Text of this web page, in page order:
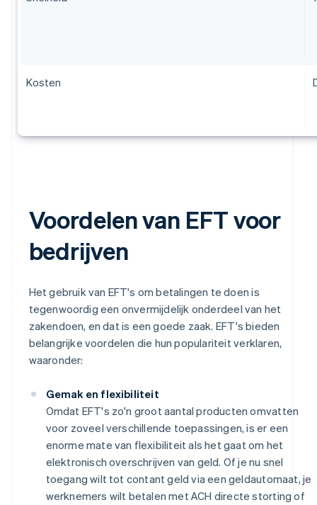
Kosten
Voordelen van EFT voor
bedrijven
Het gebruik van EFT's om betalingen te doen is
tegenwoordig een onvermijdelijk onderdeel van het
zakendoen, en dat is een goede zaak. EFT's bieden
belangrijke voordelen die hun populariteit verklaren,
waaronder:
Gemak en flexibiliteit
Omdat EFT's zo'n groot aantal producten omvatten
voor zoveel verschillende toepassingen, is er een
enorme mate van flexibiliteit als het gaat om het
elektronisch overschrijven van geld. Of je nu snel
toegang wilt tot contant geld via een geldautomaat, je
werknemers wilt betalen met ACH directe storting of